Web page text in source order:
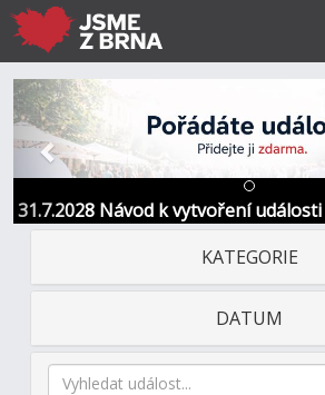
31.7.2028 Návod k vytvoření
kontakt
Předchozí
KATEGORIE
DATUM